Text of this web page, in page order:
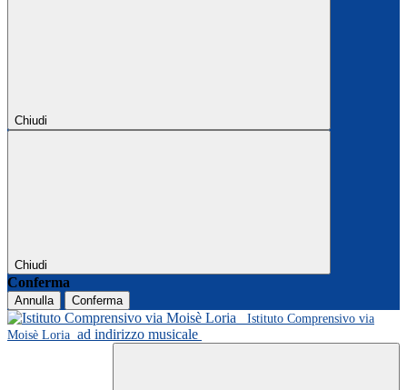
Chiudi
Chiudi
Conferma
Annulla
Conferma
Istituto Comprensivo via
Moisè Loria ad indirizzo musicale